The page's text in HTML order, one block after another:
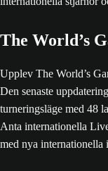
The World’s
Upplev The World’s
Den senaste
turneringsläge med 48
Anta internationella
med nya internationella